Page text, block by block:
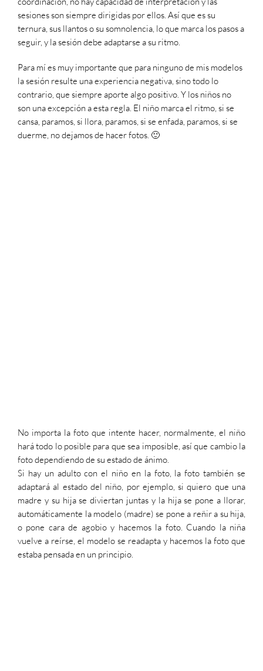
sesiones son siempre dirigidas por ellos. Así que es su
ternura, sus llantos o su somnolencia, lo que marca los pasos a
seguir, y la sesión debe adaptarse a su ritmo.
Para mí es muy importante que para ninguno de mis modelos
la sesión resulte una experiencia negativa, sino todo lo
contrario, que siempre aporte algo positivo. Y los niños no
son una excepción a esta regla. El niño marca el ritmo, si se
cansa, paramos, si llora, paramos, si se enfada, paramos, si se
duerme, no dejamos de hacer fotos. 🙂
No importa la foto que intente hacer, normalmente, el niño
hará todo lo posible para que sea imposible, así que cambio la
foto dependiendo de su estado de ánimo.
Si hay un adulto con el niño en la foto, la foto también se
adaptará al estado del niño, por ejemplo, si quiero que una
madre y su hija se diviertan juntas y la hija se pone a llorar,
automáticamente la modelo (madre) se pone a reñir a su hija,
o pone cara de agobio y hacemos la foto. Cuando la niña
vuelve a reírse, el modelo se readapta y hacemos la foto que
estaba pensada en un principio.